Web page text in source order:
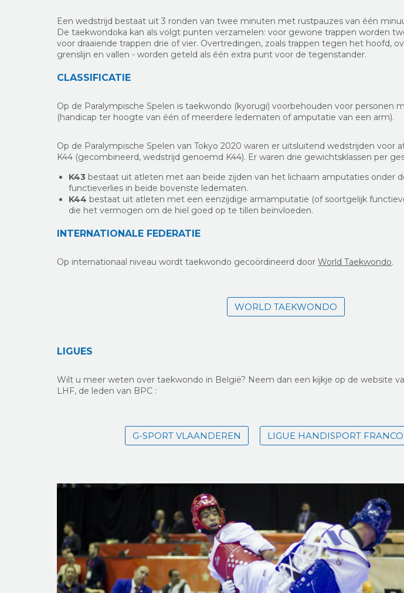
Een wedstrijd bestaat uit 3 ronden van twee minuten met rustpauzes van één
De taekwondoka kan als volgt punten verzamelen: voor gewone trappen worden
voor draaiende trappen drie of vier. Overtredingen, zoals trappen tegen het hoofd,
grenslijn en vallen - worden geteld als één extra punt voor de tegenstander.
CLASSIFICATIE
Op de Paralympische Spelen is taekwondo (kyorugi) voorbehouden voor personen
(handicap ter hoogte van één of meerdere ledematen of amputatie van een arm).
Op de Paralympische Spelen van Tokyo 2020 waren er uitsluitend wedstrijden voor
K44 (gecombineerd, wedstrijd genoemd K44). Er waren drie gewichtsklassen per
K43 bestaat uit atleten met aan beide zijden van het lichaam amputaties onder
functieverlies in beide bovenste ledematen.
K44 bestaat uit atleten met een eenzijdige armamputatie (of soortgelijk
die het vermogen om de hiel goed op te tillen beïnvloeden.
INTERNATIONALE FEDERATIE
Op internationaal niveau wordt taekwondo gecoördineerd doorWorld Taekwondo.
WORLD TAEKWONDO
LIGUES
Wilt u meer weten over taekwondo in België? Neem dan een kijkje op de website
LHF, de leden van BPC :
G-SPORT VLAANDEREN LIGUE HANDISPORT